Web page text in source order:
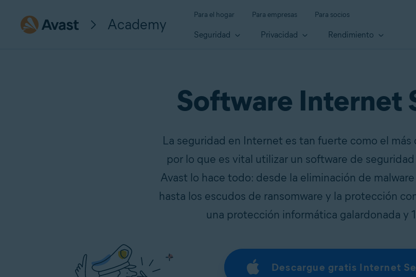
Academy
Para el hogar Para empresas Para socios
Seguridad Privacidad Rendimiento
Software Internet
La seguridad en Internet es tan fuerte como el más
por lo que es vital utilizar un software de
Avast lo hace todo: desde la eliminación de
hasta los escudos de ransomware y la protección
una protección informática galardonada y
Descargue gratis Internet